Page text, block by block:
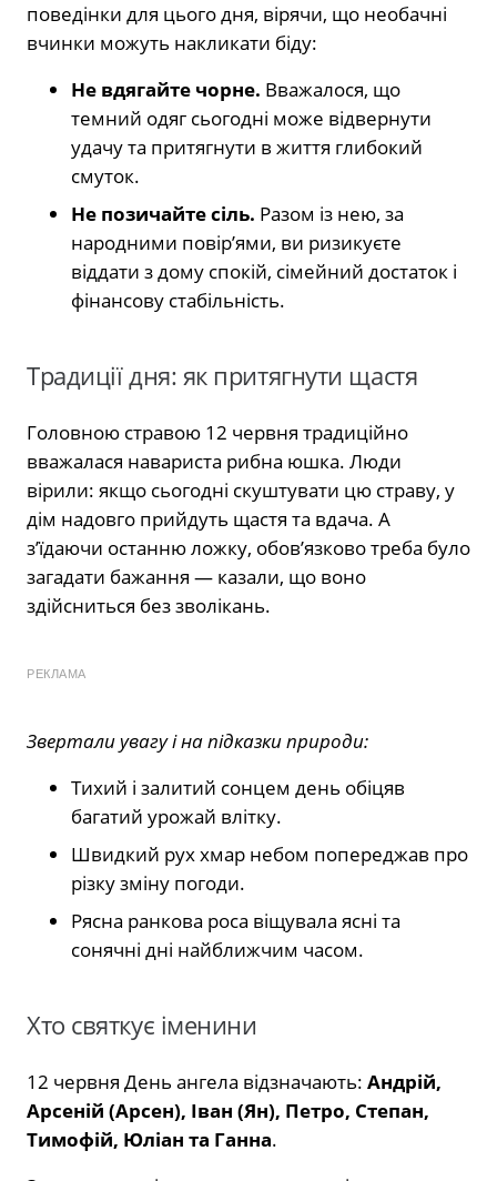
поведінки для цього дня, вірячи, що необачні
вчинки можуть накликати біду:
Не вдягайте чорне. Вважалося, що
темний одяг сьогодні може відвернути
удачу та притягнути в життя глибокий
смуток.
Не позичайте сіль. Разом із нею, за
народними повір’ями, ви ризикуєте
віддати з дому спокій, сімейний достаток і
фінансову стабільність.
Традиції дня: як притягнути щастя
Головною стравою 12 червня традиційно
вважалася навариста рибна юшка. Люди
вірили: якщо сьогодні скуштувати цю страву, у
дім надовго прийдуть щастя та вдача. А
з’їдаючи останню ложку, обов’язково треба було
загадати бажання — казали, що воно
здійсниться без зволікань.
РЕКЛАМА
Звертали увагу і на підказки природи:
Тихий і залитий сонцем день обіцяв
багатий урожай влітку.
Швидкий рух хмар небом попереджав про
різку зміну погоди.
Рясна ранкова роса віщувала ясні та
сонячні дні найближчим часом.
Хто святкує іменини
12 червня День ангела відзначають: Андрій,
Арсеній (Арсен), Іван (Ян), Петро, Степан,
Тимофій, Юліан та Ганна.